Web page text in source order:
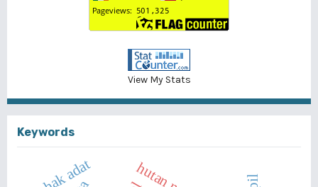
View My Stats
Keywords
hak adat